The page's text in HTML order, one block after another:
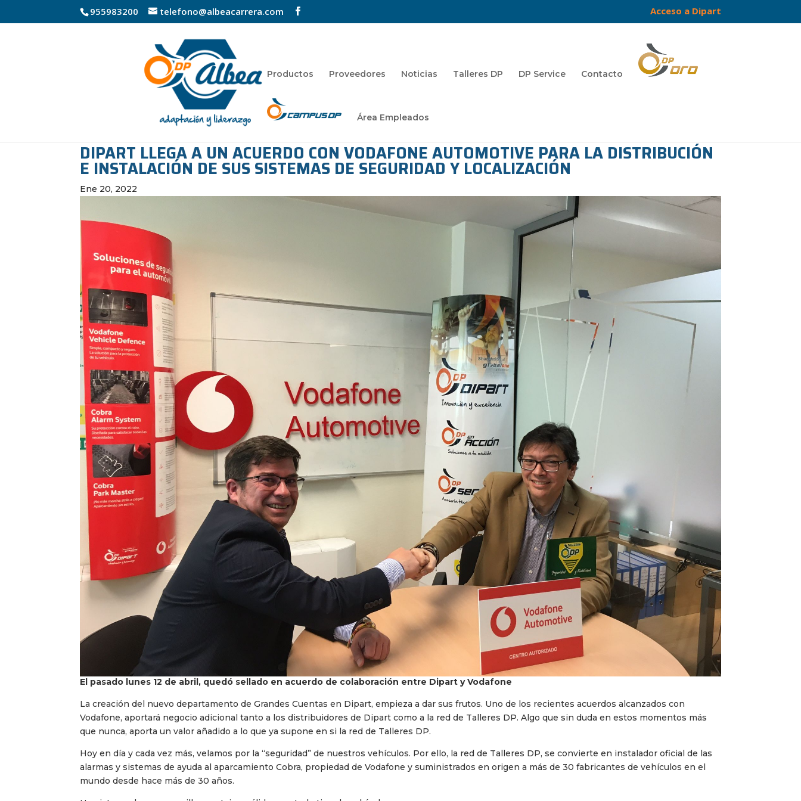
955983200 telefono@albeacarrera.com Acceso a Dipart
Productos Proveedores Noticias Talleres DP DP Service Contacto
Área Empleados
DIPART LLEGA A UN ACUERDO CON VODAFONE AUTOMOTIVE PARA LA DISTRIBUCIÓN
E INSTALACIÓN DE SUS SISTEMAS DE SEGURIDAD Y LOCALIZACIÓN
Ene 20, 2022
El pasado lunes 12 de abril, quedó sellado en acuerdo de colaboración entre Dipart y Vodafone
La creación del nuevo departamento de Grandes Cuentas en Dipart, empieza a dar sus frutos. Uno de los recientes acuerdos alcanzados con
Vodafone, aportará negocio adicional tanto a los distribuidores de Dipart como a la red de Talleres DP. Algo que sin duda en estos momentos más
que nunca, aporta un valor añadido a lo que ya supone en si la red de Talleres DP.
Hoy en día y cada vez más, velamos por la “seguridad” de nuestros vehículos. Por ello, la red de Talleres DP, se convierte en instalador oficial de las
alarmas y sistemas de ayuda al aparcamiento Cobra, propiedad de Vodafone y suministrados en origen a más de 30 fabricantes de vehículos en el
mundo desde hace más de 30 años.